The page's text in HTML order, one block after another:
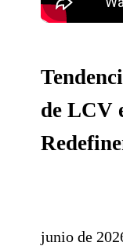
de LCV
junio de